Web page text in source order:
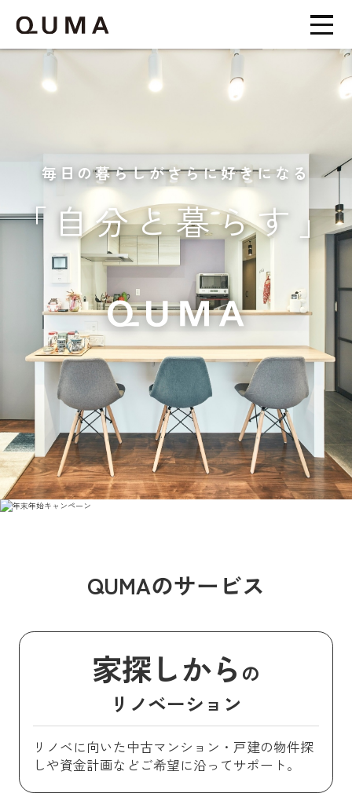
毎日の暮らしがさらに好きになる
「自分と暮らす」
QUMAのサービス
家探しから の
リノベーション
リノベに向いた中古マンション・戸建の物件探
しや資金計画などご希望に沿ってサポート。